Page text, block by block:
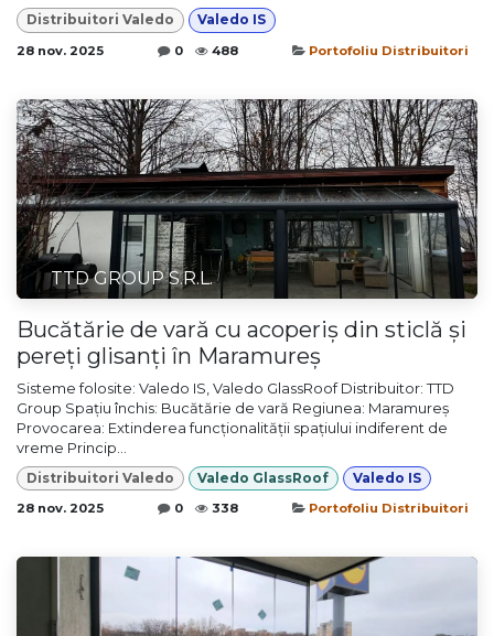
Distribuitori Valedo Valedo IS
28 nov. 2025 0 488 Portofoliu Distribuitori
TTD GROUP S.R.L.
Bucătărie de vară cu acoperiș din sticlă și
pereți glisanți în Maramureș
Sisteme folosite: Valedo IS, Valedo GlassRoof Distribuitor: TTD
Group Spațiu închis: Bucătărie de vară Regiunea: Maramureș
Provocarea: Extinderea funcționalității spațiului indiferent de
vreme Princip...
Distribuitori Valedo Valedo GlassRoof Valedo IS
28 nov. 2025 0 338 Portofoliu Distribuitori